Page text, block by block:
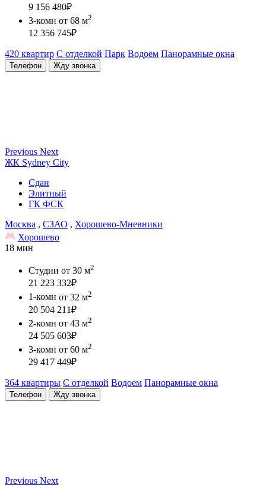
9 156 480₽
3-комн от 68 м2
12 356 745₽
420 квартир С отделкой Парк Водоем Панорамные окна
Телефон Жду звонка
Previous Next
ЖК Sydney City
Сдан
Элитный
ГК ФСК
Москва , СЗАО , Хорошево-Мневники
Хорошево
18 мин
Студии от 30 м2
21 223 332₽
1-комн от 32 м2
20 504 211₽
2-комн от 43 м2
24 505 603₽
3-комн от 60 м2
29 417 449₽
364 квартиры С отделкой Водоем Панорамные окна
Телефон Жду звонка
Previous Next